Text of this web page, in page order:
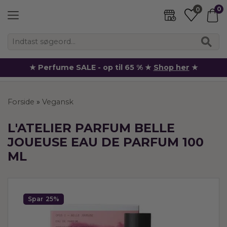
0 0
★ Perfume SALE - op til 65 % ★ Shop her ★
Forside » Vegansk
L'ATELIER PARFUM BELLE
JOUEUSE EAU DE PARFUM 100
ML
Spar 25%